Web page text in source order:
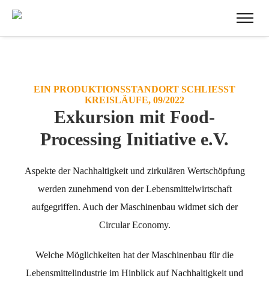
EIN PRODUKTIONSSTANDORT SCHLIESST K
REISLÄUFE, 09/2022
Exkursion mit Food-
Processing Initiative e.V.
Aspekte der Nachhaltigkeit und zirkulären Wertschöpfung
werden zunehmend von der Lebensmittelwirtschaft
aufgegriffen. Auch der Maschinenbau widmet sich der
Circular Economy.
Welche Möglichkeiten hat der Maschinenbau für die
Lebensmittelindustrie im Hinblick aufNachhaltigkeit und